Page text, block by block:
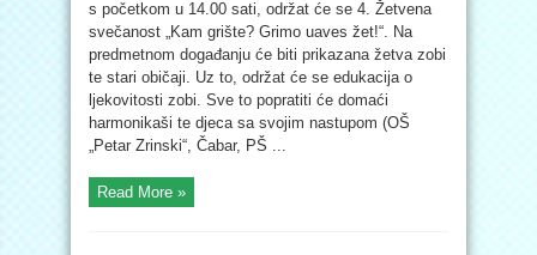
s početkom u 14.00 sati, održat će se 4. Žetvena
svečanost „Kam grište? Grimo uaves žet!“. Na
predmetnom događanju će biti prikazana žetva zobi
te stari običaji. Uz to, održat će se edukacija o
ljekovitosti zobi. Sve to popratiti će domaći
harmonikaši te djeca sa svojim nastupom (OŠ
„Petar Zrinski“, Čabar, PŠ ...
Read More »